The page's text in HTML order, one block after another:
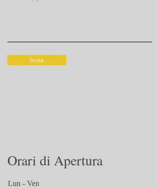
Invia
Orari di Apertura
Lun - Ven